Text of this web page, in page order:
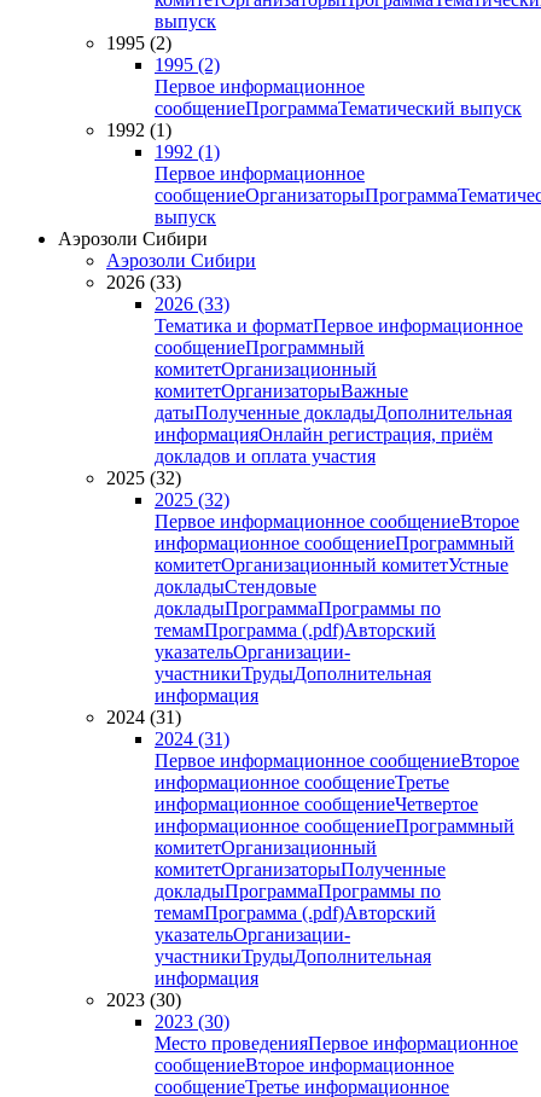
выпуск
1995 (2)
1995 (2)
Первое информационное
сообщениеПрограммаТематический выпуск
1992 (1)
1992 (1)
Первое информационное
сообщениеОрганизаторыПрограмма
выпуск
Аэрозоли Сибири
Аэрозоли Сибири
2026 (33)
2026 (33)
Тематика и форматПервое информационное
сообщениеПрограммный
комитетОрганизационный
комитетОрганизаторыВажные
датыПолученные докладыДополнительная
информацияОнлайн регистрация, приём
докладов и оплата участия
2025 (32)
2025 (32)
Первое информационное сообщениеВторое
информационное сообщениеПрограммный
комитетОрганизационный комитетУстные
докладыСтендовые
докладыПрограммаПрограммы по
темамПрограмма (.pdf)Авторский
указательОрганизации-
участникиТрудыДополнительная
информация
2024 (31)
2024 (31)
Первое информационное сообщениеВторое
информационное сообщениеТретье
информационное сообщениеЧетвертое
информационное сообщениеПрограммный
комитетОрганизационный
комитетОрганизаторыПолученные
докладыПрограммаПрограммы по
темамПрограмма (.pdf)Авторский
указательОрганизации-
участникиТрудыДополнительная
информация
2023 (30)
2023 (30)
Место проведенияПервое информационное
сообщениеВторое информационное
сообщениеТретье информационное